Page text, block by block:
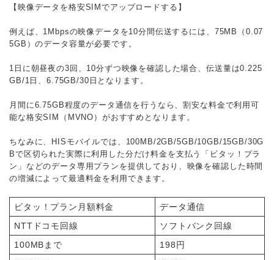
【映像データを格安SIMでアップロードする】
例えば、1Mbpsの映像データを10分間伝送するには、75MB（0.07
5GB）のデータ容量が必要です。
1日に朝昼夜の3回、10分ずつ映像を確認した場合、伝送量は0.225
GB/1日、6.75GB/30日となります。
月間に6.75GB程度のデータ通信を行うなら、割安な料金で利用可
能な格安SIM（MVNO）がおすすめとなります。
ちなみに、HISモバイルでは、100MB/2GB/5GB/10GB/15GB/30G
Bで区切られた実際に利用した分だけ料金を支払う「ビタッ！プラ
ン」などのデータ専用プランを提供しており、映像を確認した時間
の増減によって最適料金を利用できます。
ビタッ！プラン月額料金
データ通信
NTTドコモ回線
ソフトバンク回線
100MBまで
198円